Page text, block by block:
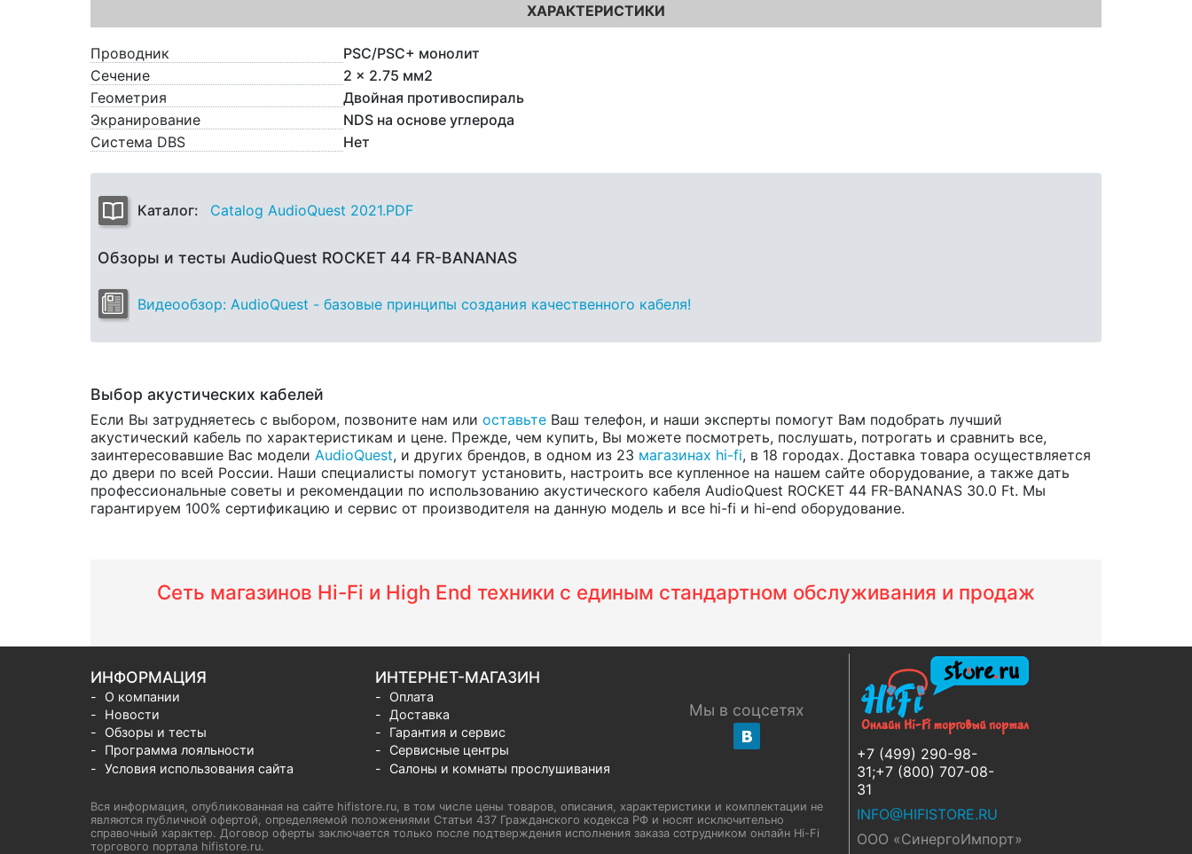
ХАРАКТЕРИСТИКИ
Проводник
PSC/PSC+ монолит
Сечение
2 x 2.75 мм2
Геометрия
Двойная противоспираль
Экранирование
NDS на основе углерода
Система DBS
Нет
Каталог: Catalog AudioQuest 2021.PDF
Обзоры и тесты AudioQuest ROCKET 44 FR-BANANAS
Видеообзор: AudioQuest - базовые принципы создания качественного кабеля!
Выбор акустических кабелей
Если Вы затрудняетесь с выбором, позвоните нам или оставьте Ваш телефон, и наши эксперты помогут Вам подобрать лучший
акустический кабель по характеристикам и цене. Прежде, чем купить, Вы можете посмотреть, послушать, потрогать и сравнить все,
заинтересовавшие Вас модели AudioQuest, и других брендов, в одном из 23 магазинах hi-fi, в 18 городах. Доставка товара осуществляется
до двери по всей России. Наши специалисты помогут установить, настроить все купленное на нашем сайте оборудование, а также дать
профессиональные советы и рекомендации по использованию акустического кабеля AudioQuest ROCKET 44 FR-BANANAS 30.0 Ft. Мы
гарантируем 100% сертификацию и сервис от производителя на данную модель и все hi-fi и hi-end оборудование.
Сеть магазинов Hi-Fi и High End техники с единым стандартном обслуживания и продаж
+7 (499) 290-98-
31;+7 (800) 707-08-
31
INFO@HIFISTORE.RU
ООО «СинергоИмпорт»
ИНФОРМАЦИЯ
О компании
Новости
Обзоры и тесты
Программа лояльности
Условия использования сайта
ИНТЕРНЕТ-МАГАЗИН
Оплата
Доставка
Гарантия и сервис
Сервисные центры
Салоны и комнаты прослушивания
Мы в соцсетях
Вся информация, опубликованная на сайте hifistore.ru, в том числе цены товаров, описания, характеристики и комплектации не
являются публичной офертой, определяемой положениями Статьи 437 Гражданского кодекса РФ и носят исключительно
справочный характер. Договор оферты заключается только после подтверждения исполнения заказа сотрудником онлайн Hi-Fi
торгового портала hifistore.ru.